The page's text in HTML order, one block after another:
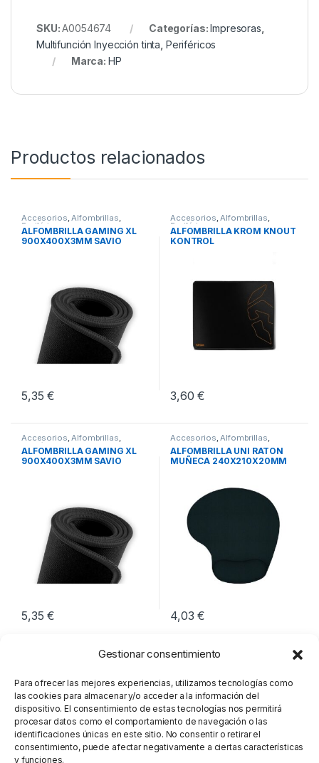
Gestionar consentimiento
Para ofrecer las mejores experiencias, utilizamos tecnologías como
las cookies para almacenar y/o acceder a la información del
dispositivo. El consentimiento de estas tecnologías nos permitirá
procesar datos como el comportamiento de navegación o las
identificaciones únicas en este sitio. No consentir o retirar el
consentimiento, puede afectar negativamente a ciertas características
y funciones.
SKU:A0054674 Categorías:Impresoras
Multifunción Inyección tinta Periféricos
Marca: HP
Productos relacionados
Accesorios,Alfombrillas,
Periféricos
ALFOMBRILLA GAMING XL
900X400X3MM SAVIO
5,35€
Accesorios,Alfombrillas,
Periféricos
ALFOMBRILLA KROM KNOUT
KONTROL
3,60€
Accesorios,Alfombrillas,
Periféricos
ALFOMBRILLA GAMING XL
900X400X3MM SAVIO
5,35€
Accesorios,Alfombrillas,
Periféricos
ALFOMBRILLA UNI RATON
MUÑECA 240X210X20MM
4,03€